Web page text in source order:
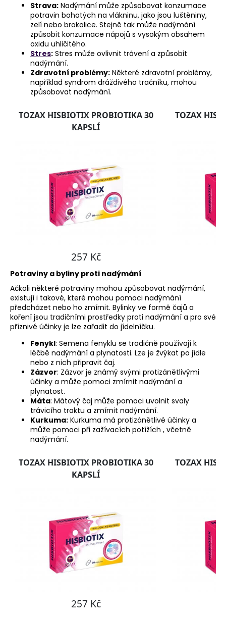
Strava: Nadýmání může způsobovat konzumace
potravin bohatých na vlákninu, jako jsou luštěniny,
zelí nebo brokolice. Stejně tak může nadýmání
způsobit konzumace nápojů s vysokým obsahem
oxidu uhličitého.
Stres: Stres může ovlivnit trávení a způsobit
nadýmání.
Zdravotní problémy: Některé zdravotní problémy,
například syndrom dráždivého tračníku, mohou
způsobovat nadýmání.
Potraviny a byliny proti nadýmání
Ačkoli některé potraviny mohou způsobovat nadýmání,
existují i takové, které mohou pomoci nadýmání
předcházet nebo ho zmírnit. Bylinky ve formě čajů a
koření jsou tradičními prostředky proti nadýmání a pro své
příznivé účinky je lze zařadit do jídelníčku.
Fenykl: Semena fenyklu se tradičně používají k
léčbě nadýmání a plynatosti. Lze je žvýkat po jídle
nebo z nich připravit čaj.
Zázvor: Zázvor je známý svými protizánětlivými
účinky a může pomoci zmírnit nadýmání a
plynatost.
Máta: Mátový čaj může pomoci uvolnit svaly
trávicího traktu a zmírnit nadýmání.
Kurkuma: Kurkuma má protizánětlivé účinky a
může pomoci při zažívacích potížích , včetně
nadýmání.